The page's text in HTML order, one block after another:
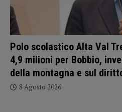
Polo scolastico Alta Val
4,9 milioni per Bobbio,
della montagna e sul
8 Agosto 2026